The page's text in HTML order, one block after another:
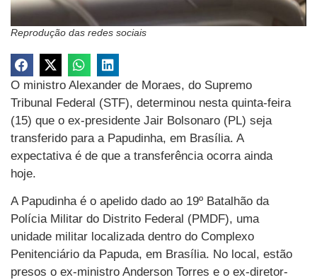
Reprodução das redes sociais
O ministro Alexander de Moraes, do Supremo
Tribunal Federal (STF), determinou nesta quinta-feira
(15) que o ex-presidente Jair Bolsonaro (PL) seja
transferido para a Papudinha, em Brasília. A
expectativa é de que a transferência ocorra ainda
hoje.
A Papudinha é o apelido dado ao 19º Batalhão da
Polícia Militar do Distrito Federal (PMDF), uma
unidade militar localizada dentro do Complexo
Penitenciário da Papuda, em Brasília. No local, estão
presos o ex-ministro Anderson Torres e o ex-diretor-